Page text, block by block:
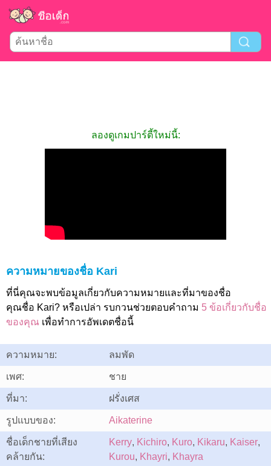
ลองดูเกมปาร์ตี้ใหม่นี้:
ความหมายของชื่อ Kari
ที่นี่คุณจะพบข้อมูลเกี่ยวกับความหมายและที่มาของชื่อ
คุณชื่อ Kari? หรือเปล่า รบกวนช่วยตอบคำถาม 5 ข้อเกี่ยวกับชื่อ
ของคุณ เพื่อทำการอัพเดตชื่อนี้
ความหมาย: ลมพัด
เพศ: ชาย
ที่มา: ฝรั่งเศส
รูปแบบของ: Aikaterine
ชื่อเด็กชายที่เสียง
คล้ายกัน:
Kerry, Kichiro, Kuro, Kikaru, Kaiser,
Kurou, Khayri, Khayra